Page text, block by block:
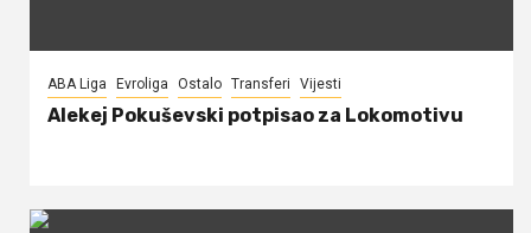
ABA Liga Evroliga Ostalo Transferi Vijesti
Alekej Pokuševski potpisao za Lokomotivu